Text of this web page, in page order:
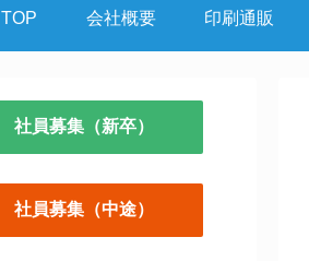
TOP 会社概要 印刷通販
社員募集（新卒）
社員募集（中途）